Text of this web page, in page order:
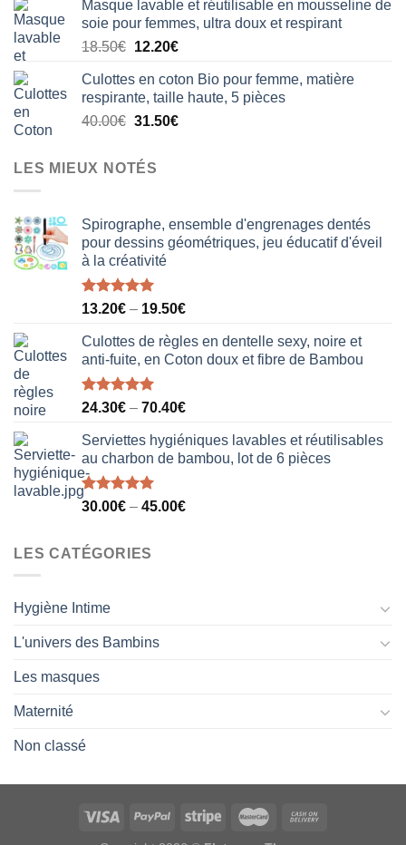
initial
était :
20.50€.
actuel
est :
15.80€.
Masque lavable et réutilisable en mousseline de
soie pour femmes, ultra doux et respirant
18.50€ Le
initial
était :
18.50€.
12.20€Le
actuel
est :
12.20€.
Culottes en coton Bio pour femme, matière
respirante, taille haute, 5 pièces
40.00€ Le
initial
était :
31.50€Le
LES MIEUX NOTÉS
Spirographe, ensemble d'engrenages dentés
pour dessins géométriques, jeu éducatif d'éveil
à la créativité
Note5.00
13.20€ – 19.50€
Culottes de règles en dentelle sexy, noire et
anti-fuite, en Coton doux et fibre de Bambou
Note5.00
24.30€ – 70.40€
Serviettes hygiéniques lavables et réutilisables
au charbon de bambou, lot de 6 pièces
Note5.00
30.00€ – 45.00€
LES CATÉGORIES
Hygiène Intime
L'univers des Bambins
Les masques
Maternité
Non classé